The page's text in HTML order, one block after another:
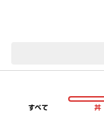
すべて 丼